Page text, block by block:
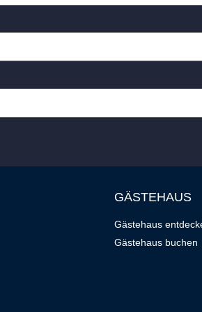
GÄSTEHAUS
Gästehaus
Gästehaus buchen